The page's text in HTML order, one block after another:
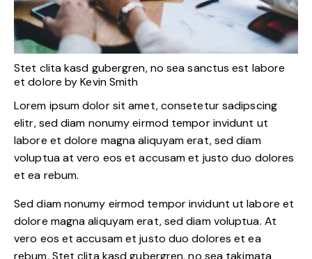
Stet clita kasd gubergren, no sea sanctus est labore
et dolore byKevin Smith
Lorem ipsum dolor sit amet, consetetur sadipscing
elitr, sed diam nonumy eirmod tempor invidunt ut
labore et dolore magna aliquyam erat, sed diam
voluptua at vero eos et accusam et justo duo dolores
et ea rebum.
Sed diam nonumy eirmod tempor invidunt ut labore et
dolore magna aliquyam erat, sed diam voluptua. At
vero eos et accusam et justo duo dolores et ea
rebum. Stet clita kasd gubergren, no sea takimata